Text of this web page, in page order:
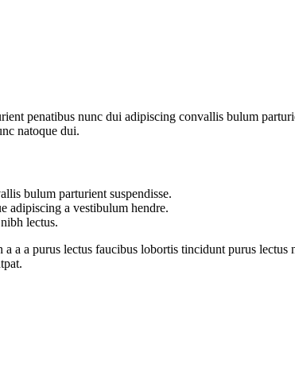
penatibus nunc dui adipiscing convallis bulum
natoque dui.
bulum parturient suspendisse.
adipiscing a vestibulum hendre.
lectus.
a a purus lectus faucibus lobortis tincidunt purus